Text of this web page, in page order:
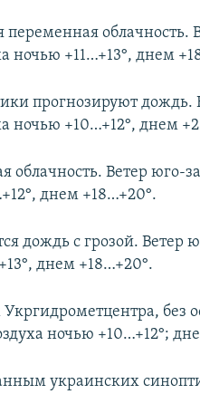
переменная облачность.
ночью +11…+13°, днем
прогнозируют
ночью +10…+12°, днем
облачность. Ветер юго-
днем +18…+20°.
дождь с грозой. Ветер
днем +18…+20°.
без
ночью +10…+12°;
украинских